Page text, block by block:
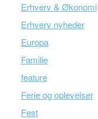
Erhverv & Økonomi
Erhverv nyheder
Europa
Familie
feature
Ferie og oplevelser
Fest